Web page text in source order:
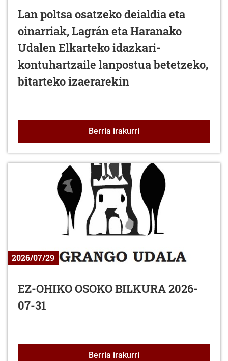
Lan poltsa osatzeko deialdia eta
oinarriak, Lagrán eta Haranako
Udalen Elkarteko idazkari-
kontuhartzaile lanpostua betetzeko,
bitarteko izaerarekin
Berria irakurri
2026/07/29
EZ-OHIKO OSOKO BILKURA 2026-
07-31
Berria irakurri